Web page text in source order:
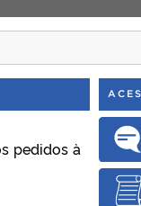
pedidos à